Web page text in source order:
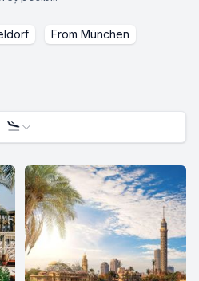
From München